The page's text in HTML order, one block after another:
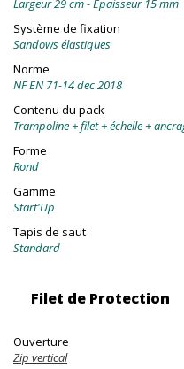
Largeur 29 cm - Epaisseur 15 mm
Système de fixation
Sandows élastiques
Norme
NF EN 71-14 dec 2018
Contenu du pack
Trampoline + filet + échelle +
Forme
Rond
Gamme
Start'Up
Tapis de saut
Standard
Filet de Protection
Ouverture
Zip vertical